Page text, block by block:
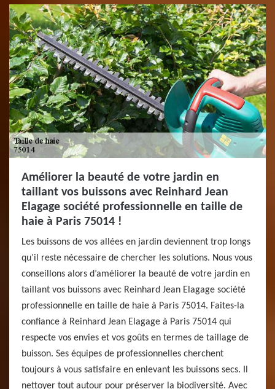
Améliorer la beauté de votre jardin en
taillant vos buissons avec Reinhard Jean
Elagage société professionnelle en taille de
haie à Paris 75014 !
Les buissons de vos allées en jardin deviennent trop longs
qu’il reste nécessaire de chercher les solutions. Nous vous
conseillons alors d’améliorer la beauté de votre jardin en
taillant vos buissons avec Reinhard Jean Elagage société
professionnelle en taille de haie à Paris 75014. Faites-la
confiance à Reinhard Jean Elagage à Paris 75014 qui
respecte vos envies et vos goûts en termes de taillage de
buisson. Ses équipes de professionnelles cherchent
toujours à vous satisfaire en enlevant les buissons secs. Il
nettoyer tout autour pour préserver la biodiversité. Avec